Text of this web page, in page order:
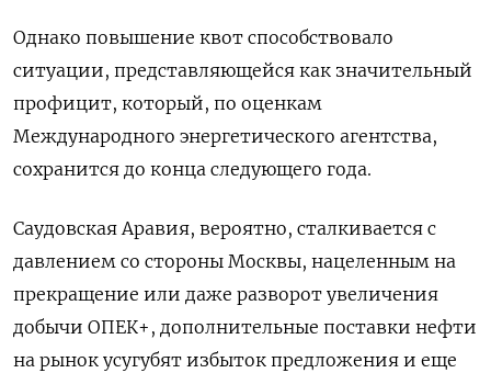
Однако повышение квот способствовало
ситуации, представляющейся как значительный
профицит, который, по оценкам
Международного энергетического агентства,
сохранится до конца следующего года.
Саудовская Аравия, вероятно, сталкивается с
давлением со стороны Москвы, нацеленным на
прекращение или даже разворот увеличения
добычи ОПЕК+, дополнительные поставки нефти
на рынок усугубят избыток предложения и еще